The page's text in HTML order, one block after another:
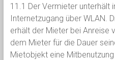
11.1 Der Vermieter unterhält
Internetzugang über WLAN.
erhält der Mieter bei Anreise
dem Mieter für die Dauer
Mietobjekt eine